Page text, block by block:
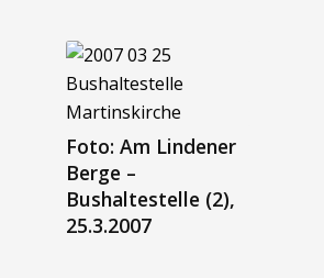
Foto: Am Lindener
Berge –
Bushaltestelle (2),
25.3.2007